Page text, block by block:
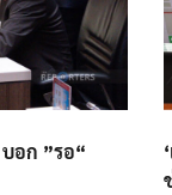
บอก ”รอ“